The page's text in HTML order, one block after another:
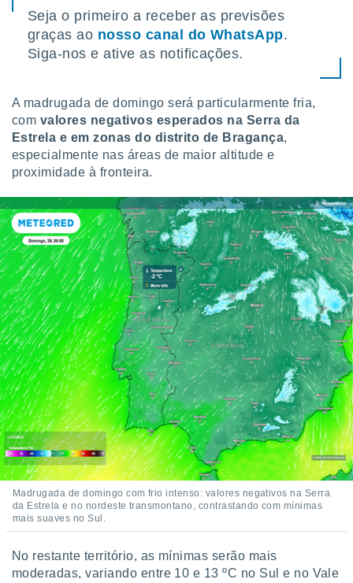
cookies,
a
site
caso,
de que
para
navegação
não
cookies
o
ou
Pode
de
ao
através
nós e
únicos
Seja o primeiro a receber as previsões
graças ao nosso canal do WhatsApp.
Siga-nos e ative as notificações.
A madrugada de domingo será particularmente fria,
com valores negativos esperados na Serra da
Estrela e em zonas do distrito de Bragança,
especialmente nas áreas de maior altitude e
proximidade à fronteira.
Madrugada de domingo com frio intenso: valores negativos na Serra
da Estrela e no nordeste transmontano, contrastando com mínimas
mais suaves no Sul.
No restante território, as mínimas serão mais
moderadas, variando entre 10 e 13 ºC no Sul e no Vale